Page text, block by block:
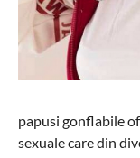
papusi gonflabile
sexuale care din